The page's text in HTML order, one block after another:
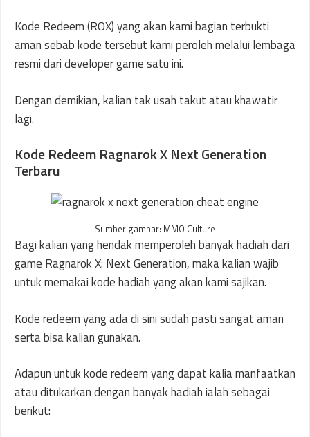
Kode Redeem (ROX) yang akan kami bagian terbukti
aman sebab kode tersebut kami peroleh melalui lembaga
resmi dari developer game satu ini.
Dengan demikian, kalian tak usah takut atau khawatir
lagi.
Kode Redeem Ragnarok X Next Generation
Terbaru
Sumber gambar: MMO Culture
Bagi kalian yang hendak memperoleh banyak hadiah dari
game Ragnarok X: Next Generation, maka kalian wajib
untuk memakai kode hadiah yang akan kami sajikan.
Kode redeem yang ada di sini sudah pasti sangat aman
serta bisa kalian gunakan.
Adapun untuk kode redeem yang dapat kalia manfaatkan
atau ditukarkan dengan banyak hadiah ialah sebagai
berikut: